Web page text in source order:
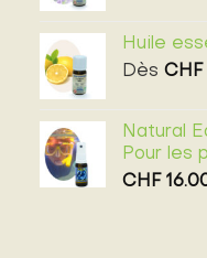
Huile
Dès CHF
Natural
Pour les
CHF